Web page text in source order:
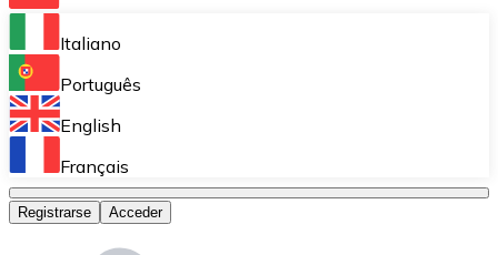
Bitnovo Ramp
Integra nuestra solución en tu plataforma.
Bitnovo Giftcards
Bitnovo OTC
Italiano
Português
English
Français
Registrarse Acceder